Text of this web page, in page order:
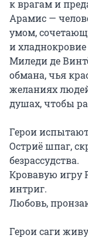
к врагам и
Арамис —
умом,
и
Миледи де
обмана, чья
желаниях
душах, чтобы
Герои испытают
Остриё шпаг,
безрассудства.
Кровавую игру
интриг.
Любовь,
Герои саги